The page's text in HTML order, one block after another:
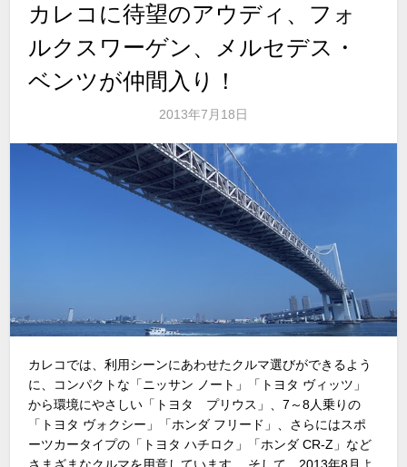
カレコに待望のアウディ、フォ
ルクスワーゲン、メルセデス・
ベンツが仲間入り！
2013年7月18日
カレコでは、利用シーンにあわせたクルマ選びができるよう
に、コンパクトな「ニッサン ノート」「トヨタ ヴィッツ」
から環境にやさしい「トヨタ プリウス」、7～8人乗りの
「トヨタ ヴォクシー」「ホンダ フリード」、さらにはスポ
ーツカータイプの「トヨタ ハチロク」「ホンダ CR-Z」など
さまざまなクルマを用意しています。 そして、2013年8月よ